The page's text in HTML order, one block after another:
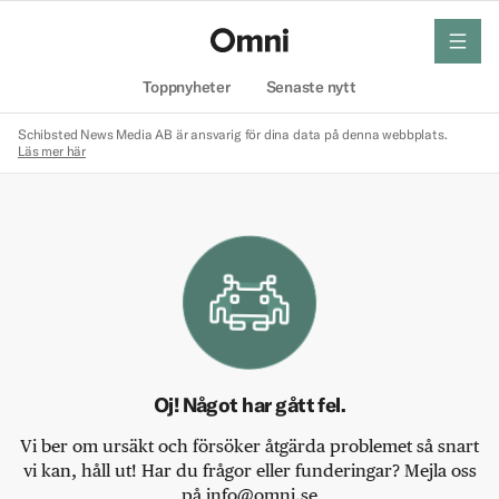
Toppnyheter Senaste nytt
meny
Schibsted News Media AB är ansvarig för dina data på denna webbplats.
Läs mer här
Oj! Något har gått fel.
Vi ber om ursäkt och försöker åtgärda problemet så snart
vi kan, håll ut! Har du frågor eller funderingar? Mejla oss